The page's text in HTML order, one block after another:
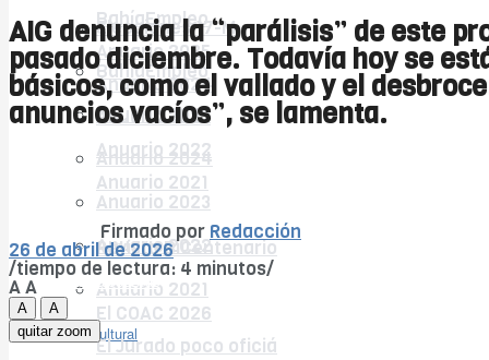
Elecciones 17-M
BahíaEmpleo
Anuario 2025
Anuario 2024
Anuario 2023
Anuario 2022
Anuario 2021
BahíaCultural
BahíaEmpleo
Anuario 2025
Anuario 2024
Anuario 2023
Anuario 2022
Anuario 2021
BahíaCultural
Revista BiCentenario
Carnaval366Días
El COAC 2026
El Jurado poco oficiá
AIG denuncia la “parálisis” de este
pasado diciembre. Todavía hoy se
básicos, como el vallado y el
anuncios vacíos”, se lamenta.
Firmado por Redacción
26 de abril de 2026
/tiempo de lectura: 4 minutos/
AA
A
A
quitar zoom